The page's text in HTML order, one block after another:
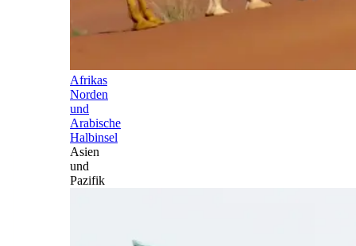
Afrikas
Norden
und
Arabische
Halbinsel
Asien
und
Pazifik